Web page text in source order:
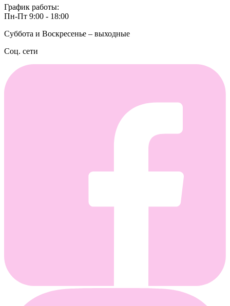
График работы:
Пн-Пт 9:00 - 18:00
Суббота и Воскресенье – выходные
Соц. сети